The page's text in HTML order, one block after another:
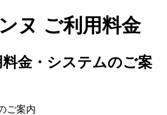
ヌ ご利用料金
料金・システムのご案
ご案内